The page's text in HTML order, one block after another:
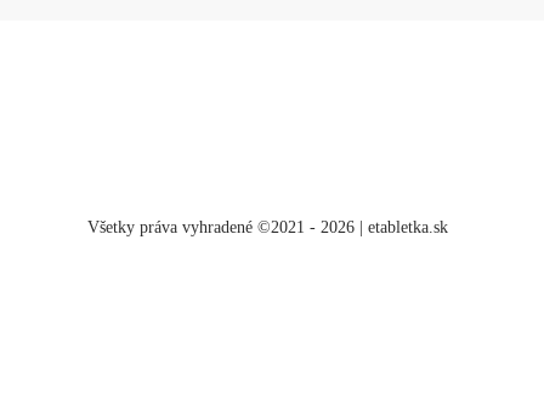
Všetky práva vyhradené ©2021 - 2026 | etabletka.sk